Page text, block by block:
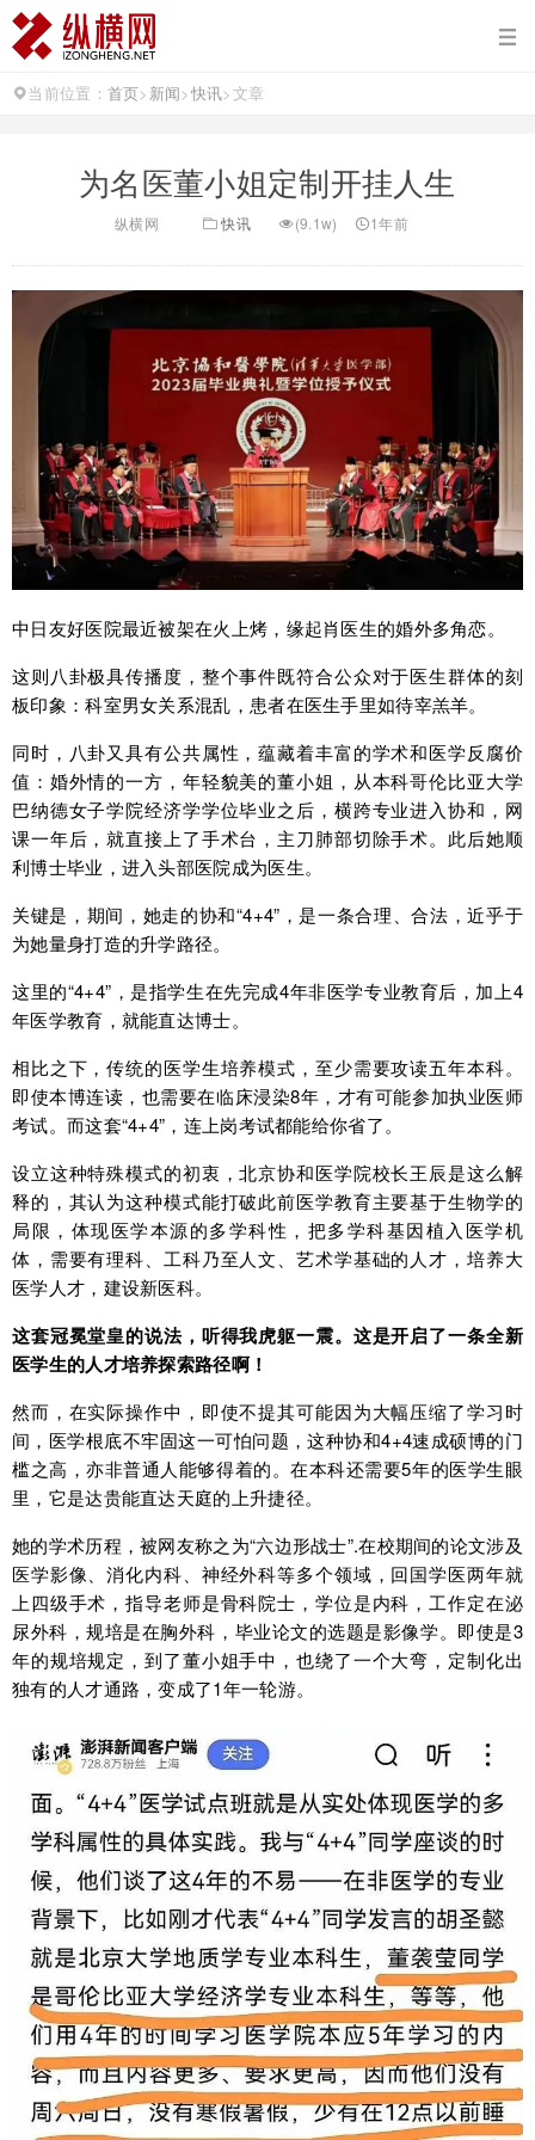
当前位置： 首页> 新闻>快讯>文章
为名医董小姐定制开挂人生
纵横网 快讯 (9.1w) 1年前
中日友好医院最近被架在火上烤，缘起肖医生的婚外多角恋。
这则八卦极具传播度，整个事件既符合公众对于医生群体的刻
板印象：科室男女关系混乱，患者在医生手里如待宰羔羊。
同时，八卦又具有公共属性，蕴藏着丰富的学术和医学反腐价
值：婚外情的一方，年轻貌美的董小姐，从本科哥伦比亚大学
巴纳德女子学院经济学学位毕业之后，横跨专业进入协和，网
课一年后，就直接上了手术台，主刀肺部切除手术。此后她顺
利博士毕业，进入头部医院成为医生。
关键是，期间，她走的协和“4+4”，是一条合理、合法，近乎于
为她量身打造的升学路径。
这里的“4+4”，是指学生在先完成4年非医学专业教育后，加上4
年医学教育，就能直达博士。
相比之下，传统的医学生培养模式，至少需要攻读五年本科。
即使本博连读，也需要在临床浸染8年，才有可能参加执业医师
考试。而这套“4+4”，连上岗考试都能给你省了。
设立这种特殊模式的初衷，北京协和医学院校长王辰是这么解
释的，其认为这种模式能打破此前医学教育主要基于生物学的
局限，体现医学本源的多学科性，把多学科基因植入医学机
体，需要有理科、工科乃至人文、艺术学基础的人才，培养大
医学人才，建设新医科。
这套冠冕堂皇的说法，听得我虎躯一震。这是开启了一条全新
医学生的人才培养探索路径啊！
然而，在实际操作中，即使不提其可能因为大幅压缩了学习时
间，医学根底不牢固这一可怕问题，这种协和4+4速成硕博的门
槛之高，亦非普通人能够得着的。在本科还需要5年的医学生眼
里，它是达贵能直达天庭的上升捷径。
她的学术历程，被网友称之为“六边形战士”.在校期间的论文涉及
医学影像、消化内科、神经外科等多个领域，回国学医两年就
上四级手术，指导老师是骨科院士，学位是内科，工作定在泌
尿外科，规培是在胸外科，毕业论文的选题是影像学。即使是3
年的规培规定，到了董小姐手中，也绕了一个大弯，定制化出
独有的人才通路，变成了1年一轮游。